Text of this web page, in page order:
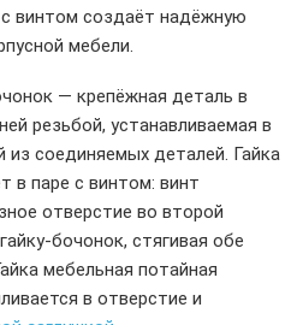
винтом создаёт надёжную
мебели.
— крепёжная деталь в
резьбой, устанавливаемая в
из соединяемых деталей. Гайка
в паре с винтом: винт
отверстие во второй
бочонок, стягивая обе
мебельная потайная
в отверстие и